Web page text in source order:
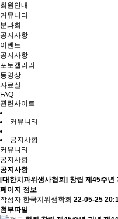
회원안내
커뮤니티
분과회
공지사항
이벤트
공지사항
포토갤러리
동영상
자료실
FAQ
관련사이트
커뮤니티
공지사항
커뮤니티
공지사항
공지사항
[대한치과위생사협회] 창립 제45주년
페이지 정보
작성자 한국치위생학회 22-05-25
첨부파일